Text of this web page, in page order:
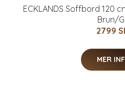
ECKLANDS Soffbord 120
Brun/
2799
MER